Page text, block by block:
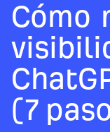
Cómo
(7